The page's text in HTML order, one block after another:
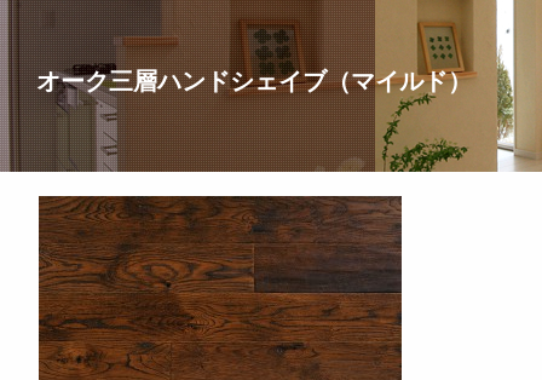
オーク三層ハンドシェイブ（マイルド）